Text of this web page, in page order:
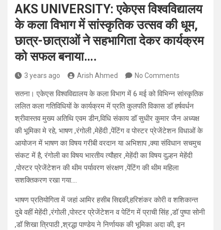
AKS UNIVERSITY: एकेएस विश्वविद्यालय
के कला विभाग में सांस्कृतिक उत्सव की धूम,
छात्र-छात्राओं ने सहभागिता देकर कार्यक्रम
को सफल बनाया….
3 years ago Arish Ahmed No Comments
सतना। एकेएस विश्वविद्यालय के कला विभाग में 6 मई को विभिन्न सांस्कृतिक
ललित कला गतिविधियों के कार्यक्रम में प्रति कुलपति विकास डॉ हर्षवर्धन
श्रीवास्तव मुख्य अतिथि एवम डीन,विधि संकाय डॉ सुधीर कुमार जैन अध्यक्ष
की भूमिका मे रहे, भाषण ,रंगोली ,मेहेंदी ,पेंटिंग व पोस्टर प्रेजेंटेशन विधाओं के
आयोजन में भाषण का विषय गरीबी वरदान या अभिशाप ,क्या संविधान सचमुच
संकट में है, रंगोली का विषय भारतीय त्यौहार ,मेहेंदी का विषय दुल्हन मेहेंदी
,पोस्टर प्रेजेंटेशन की थीम पर्यावरण संरक्षण ,पेंटिंग की थीम महिला
सशक्तिकरण रखा गया….
भाषण प्रतियोगिता में जहां आमिर हसीब सिद्दकी,हरिशंकर कोरी व शशिकान्त
दुबे वहीं मेहेंदी ,रंगोली ,पोस्टर प्रेजेंटेशन व पेटिंग में प्राची सिंह ,डॉ पुष्पा सोनी
,डॉ शिखा त्रिपाठी ,श्रद्धा पाण्डेय ने निर्णायक की भूमिका अदा की, इन